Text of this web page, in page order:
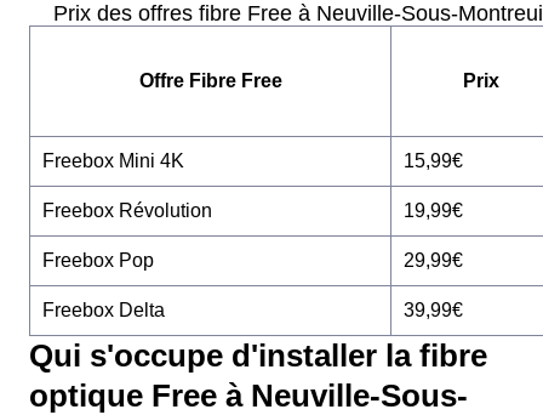
Prix des offres fibre Free à Neuville-Sous-
Offre Fibre Free Prix
Freebox Mini 4K 15,99€
Freebox Révolution 19,99€
Freebox Pop 29,99€
Freebox Delta 39,99€
Qui s'occupe d'installer la fibre
optique Free à Neuville-Sous-